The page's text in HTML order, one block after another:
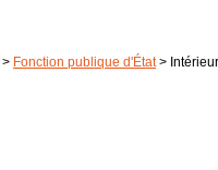
> Fonction publique d'État> Intérieur